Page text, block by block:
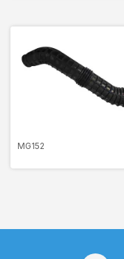
MG152